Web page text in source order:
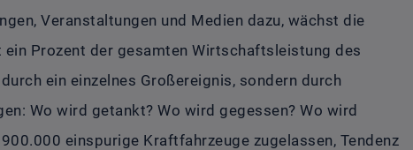
Veranstaltungen und Medien dazu, wächst die
Prozent der gesamten Wirtschaftsleistung des
ein einzelnes Großereignis, sondern durch
Wo wird getankt? Wo wird gegessen? Wo wird
einspurige Kraftfahrzeuge zugelassen, Tendenz